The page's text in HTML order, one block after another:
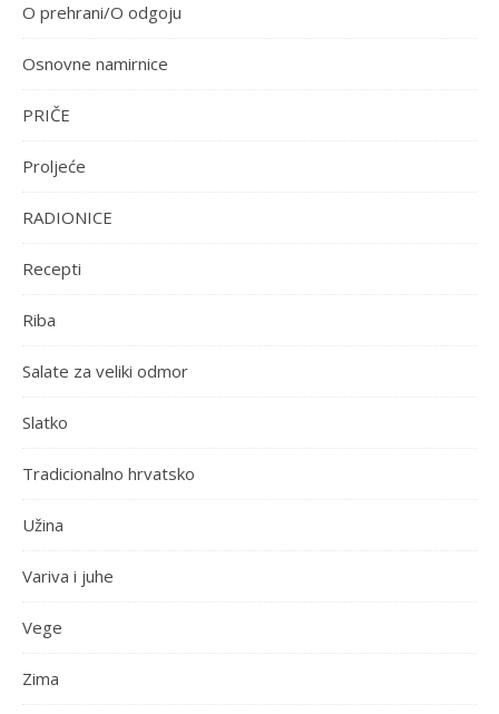
O prehrani/O odgoju
Osnovne namirnice
PRIČE
Proljeće
RADIONICE
Recepti
Riba
Salate za veliki odmor
Slatko
Tradicionalno hrvatsko
Užina
Variva i juhe
Vege
Zima